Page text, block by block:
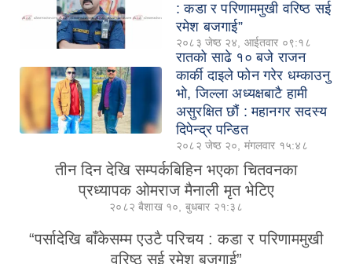
: कडा र परिणाममुखी वरिष्ठ सई
रमेश बजगाई”
२०८३ जेष्ठ २४, आईतवार ०९:१८
रातको साढे १० बजे राजन
कार्की दाइले फोन गरेर धम्काउनु
भो, जिल्ला अध्यक्षबाटै हामी
असुरक्षित छौं : महानगर सदस्य
दिपेन्द्र पन्डित
२०८२ जेष्ठ २०, मंगलवार १५:४८
तीन दिन देखि सम्पर्कबिहिन भएका चितवनका
प्रध्यापक ओमराज मैनाली मृत भेटिए
२०८२ बैशाख १०, बुधबार २१:३८
“पर्सादेखि बाँकेसम्म एउटै परिचय : कडा र परिणाममुखी
वरिष्ठ सई रमेश बजगाई”